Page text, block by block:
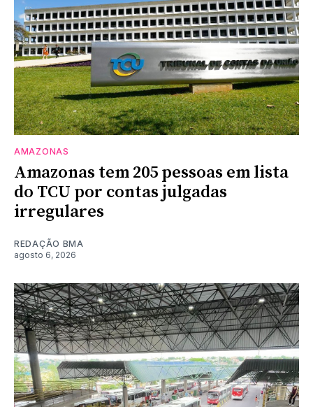
AMAZONAS
Amazonas tem 205 pessoas em lista
do TCU por contas julgadas
irregulares
REDAÇÃO BMA
agosto 6, 2026